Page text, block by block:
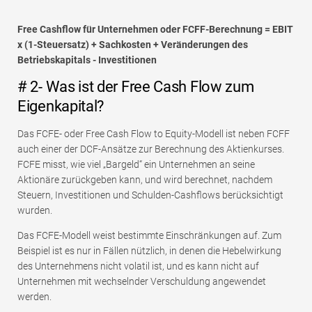
Free Cashflow für Unternehmen oder FCFF-Berechnung = EBIT
x (1-Steuersatz) + Sachkosten + Veränderungen des
Betriebskapitals - Investitionen
# 2- Was ist der Free Cash Flow zum
Eigenkapital?
Das FCFE- oder Free Cash Flow to Equity-Modell ist neben FCFF
auch einer der DCF-Ansätze zur Berechnung des Aktienkurses.
FCFE misst, wie viel „Bargeld“ ein Unternehmen an seine
Aktionäre zurückgeben kann, und wird berechnet, nachdem
Steuern, Investitionen und Schulden-Cashflows berücksichtigt
wurden.
Das FCFE-Modell weist bestimmte Einschränkungen auf. Zum
Beispiel ist es nur in Fällen nützlich, in denen die Hebelwirkung
des Unternehmens nicht volatil ist, und es kann nicht auf
Unternehmen mit wechselnder Verschuldung angewendet
werden.